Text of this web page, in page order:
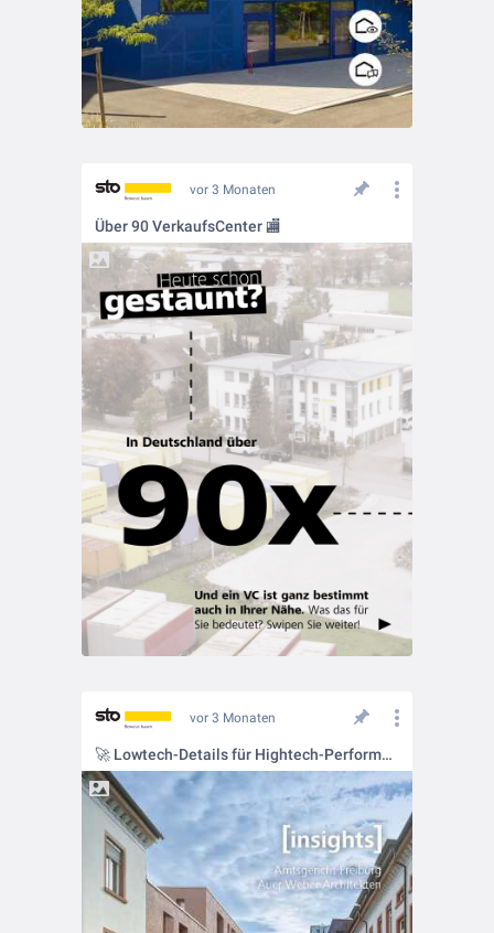
vor 3 Monaten
Über 90 VerkaufsCenter 🏬
vor 3 Monaten
🚀 Lowtech-Details für Hightech-Performance